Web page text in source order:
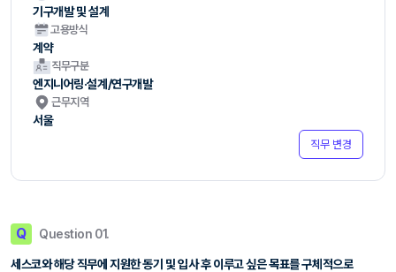
기구개발 및 설계
고용방식
계약
직무구분
엔지니어링·설계/연구개발
근무지역
서울
직무 변경
Q Question 01.
세스코와 해당 직무에 지원한 동기 및 입사 후 이루고 싶은 목표를 구체적으로